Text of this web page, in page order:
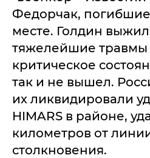
Федорчак,
месте. Голдин
тяжелейшие травмы
критическое
так и не вышел.
их ликвидировали
HIMARS в районе,
километров от
столкновения.